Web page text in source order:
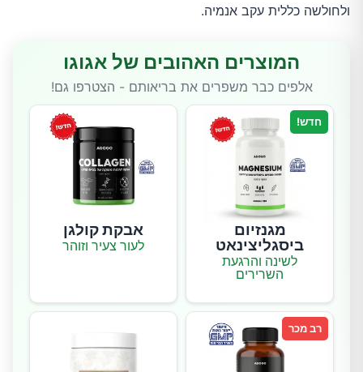
ולחולשה כללית עקב אנמיה.
המוצרים האהובים של אגוגו
אלפים כבר משפרים את בריאותם - הצטרפו גם!
חדש!
מגנזיום
ביסגליצינאט
לשינה והרגעת
השרירים
אבקת קולגן
לעור צעיר וזוהר
רב מכר